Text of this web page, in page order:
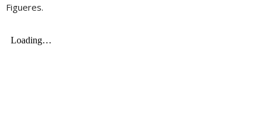
Figueres.